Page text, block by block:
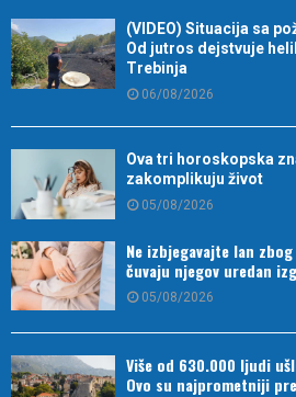
(VIDEO) Situacija sa
Od jutros dejstvuje
Trebinja
06/08/2026
Ova tri horoskopska
zakomplikuju život
05/08/2026
Ne izbjegavajte lan
čuvaju njegov uredan
05/08/2026
Više od 630.000 ljudi
Ovo su najprometniji